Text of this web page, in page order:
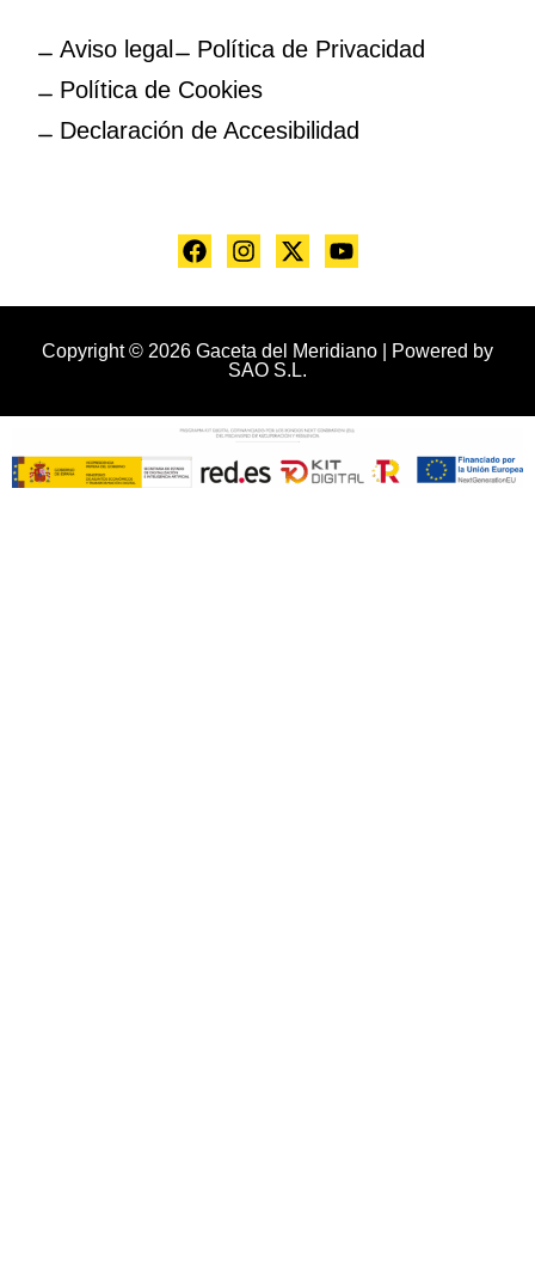
Aviso legal
Política de Privacidad
Política de Cookies
Declaración de Accesibilidad
Copyright © 2026 Gaceta del Meridiano | Powered by
SAO S.L.